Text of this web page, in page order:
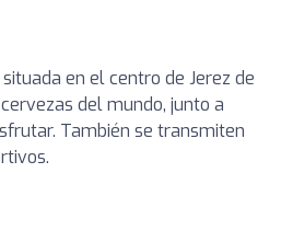
en el centro de Jerez de
del mundo, junto a
También se transmiten